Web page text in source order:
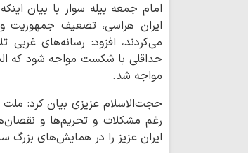
امام جمعه بیله سوار با بیان
ایران هراسی، تضعیف
می‌کردند، افزود: رسانه‌های
حداقلی با شکست مواجه شود که
مواجه شد.
حجت‌الاسلام عزیزی بیان کرد: ملت
رغم مشکلات و تحریم‌ها و
ایران عزیز را در همایش‌های بزرگ